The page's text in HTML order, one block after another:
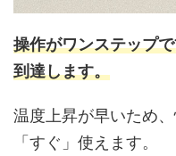
操作がワンステップ
到達します。
温度上昇が早いため
「すぐ」使えます。